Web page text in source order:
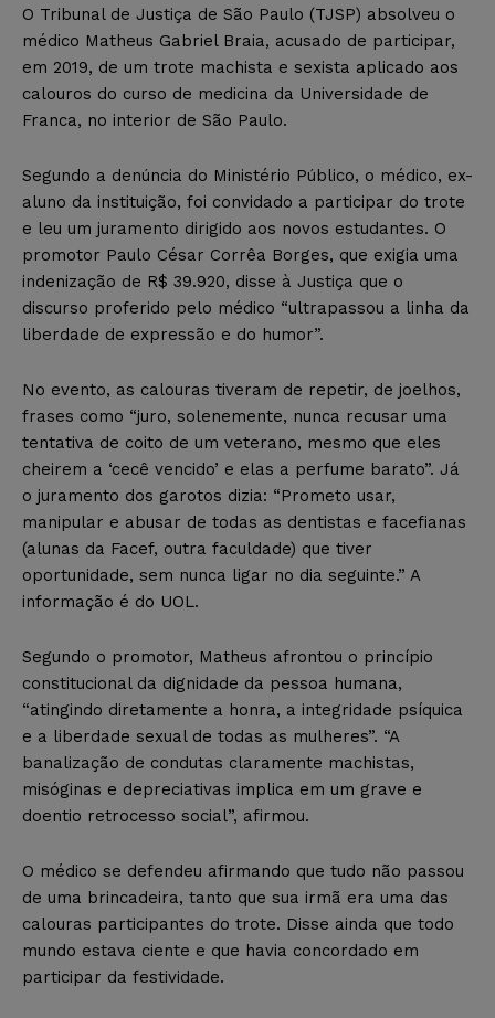
O Tribunal de Justiça de São Paulo (TJSP) absolveu o
médico Matheus Gabriel Braia, acusado de participar,
em 2019, de um trote machista e sexista aplicado aos
calouros do curso de medicina da Universidade de
Franca, no interior de São Paulo.
Segundo a denúncia do Ministério Público, o médico, ex-
aluno da instituição, foi convidado a participar do trote
e leu um juramento dirigido aos novos estudantes. O
promotor Paulo César Corrêa Borges, que exigia uma
indenização de R$ 39.920, disse à Justiça que o
discurso proferido pelo médico “ultrapassou a linha da
liberdade de expressão e do humor”.
No evento, as calouras tiveram de repetir, de joelhos,
frases como “juro, solenemente, nunca recusar uma
tentativa de coito de um veterano, mesmo que eles
cheirem a ‘cecê vencido’ e elas a perfume barato”. Já
o juramento dos garotos dizia: “Prometo usar,
manipular e abusar de todas as dentistas e facefianas
(alunas da Facef, outra faculdade) que tiver
oportunidade, sem nunca ligar no dia seguinte.” A
informação é do UOL.
Segundo o promotor, Matheus afrontou o princípio
constitucional da dignidade da pessoa humana,
“atingindo diretamente a honra, a integridade psíquica
e a liberdade sexual de todas as mulheres”. “A
banalização de condutas claramente machistas,
misóginas e depreciativas implica em um grave e
doentio retrocesso social”, afirmou.
O médico se defendeu afirmando que tudo não passou
de uma brincadeira, tanto que sua irmã era uma das
calouras participantes do trote. Disse ainda que todo
mundo estava ciente e que havia concordado em
participar da festividade.